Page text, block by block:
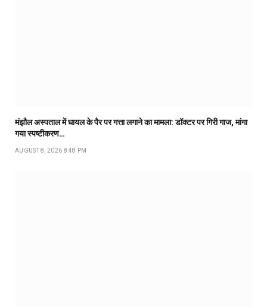
मंझौल अस्पताल में घायल के पैर पर गत्ता लगाने का मामला: डॉक्टर पर गिरी गाज, मांगा
गया स्पष्टीकरण…
AUGUST 8, 2026 8:48 PM